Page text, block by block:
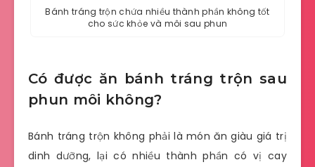
Bánh tráng trộn chứa nhiều thành phần không tốt
cho sức khỏe và môi sau phun
Có được ăn bánh tráng trộn sau
phun môi không?
Bánh tráng trộn không phải là món ăn giàu giá trị
dinh dưỡng, lại có nhiều thành phần có vị cay